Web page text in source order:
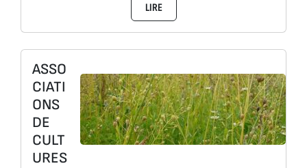
LIRE
ASSO
CIATI
ONS
DE
CULT
URES